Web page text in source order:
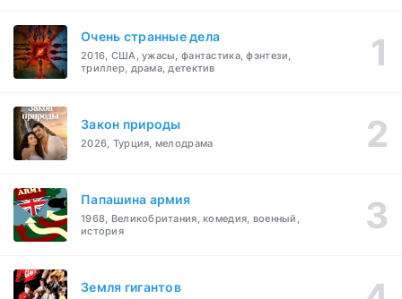
Очень странные дела
2016, США, ужасы, фантастика, фэнтези,
триллер, драма, детектив
Закон природы
2026, Турция, мелодрама
Папашина армия
1968, Великобритания, комедия, военный,
история
Земля гигантов